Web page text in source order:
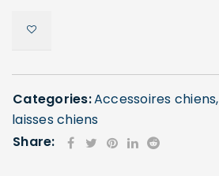
Categories:Accessoires chiens,
laisses chiens
Share: